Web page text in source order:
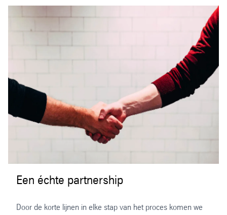
Tel: +31 (0) 20 686 1266
E-mail: amsterdam@ispaplastics.nl
helmond@ispaplastics.nl
Tel.: +31 (0) 38 465 74 77
E-mail:
Een échte partnership
Door de korte lijnen in elke stap van het proces komen we